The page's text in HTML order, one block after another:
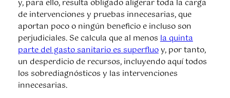
y, para ello, resulta obligado aligerar toda la carga
de intervenciones y pruebas innecesarias, que
aportan poco o ningún beneficio e incluso son
perjudiciales. Se calcula que al menosla quinta
parte del gasto sanitario es superfluoy, por tanto,
un desperdicio de recursos, incluyendo aquí todos
los sobrediagnósticos y las intervenciones
innecesarias.